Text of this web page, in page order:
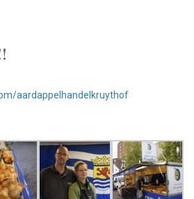
aardappelhandelkruythof